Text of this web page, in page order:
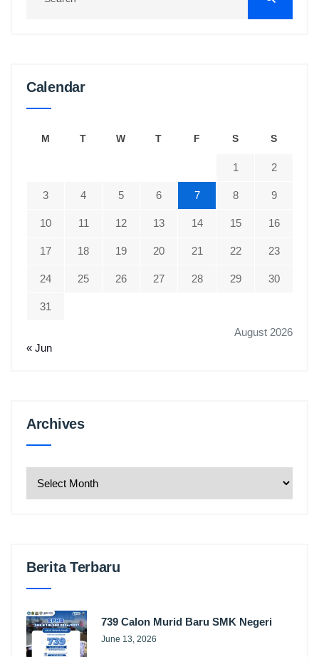
Calendar
August 2026
M T W T F S S
1 2
3 4 5 6 7 8 9
10 11 12 13 14 15 16
17 18 19 20 21 22 23
24 25 26 27 28 29 30
31
« Jun
ArchivesArchives
Berita Terbaru
739 Calon Murid Baru SMK Negeri
June 13, 2026